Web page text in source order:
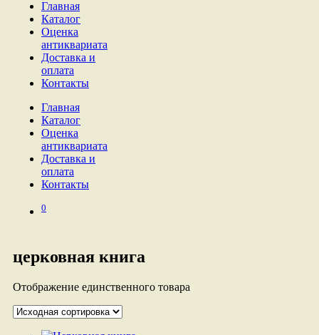
Главная
Каталог
Оценка
антиквариата
Доставка и
оплата
Контакты
Главная
Каталог
Оценка
антиквариата
Доставка и
оплата
Контакты
0
церковная книга
Отображение единственного товара